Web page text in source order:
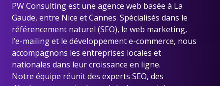
PW Consulting est une agence web basée à La
Gaude, entre Nice et Cannes. Spécialisés dans le
référencement naturel (SEO), le web marketing,
l’e-mailing et le développement e-commerce, nous
accompagnons les entreprises locales et
nationales dans leur croissance en ligne.
Notre équipe réunit des experts SEO, des